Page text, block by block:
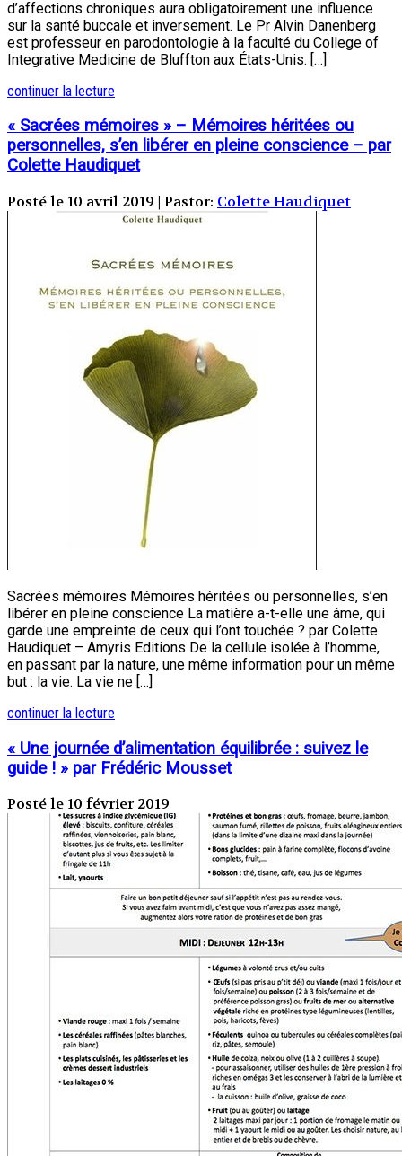
d’affections chroniques aura obligatoirement une influence
sur la santé buccale et inversement. Le Pr Alvin Danenberg
est professeur en parodontologie à la faculté du College of
Integrative Medicine de Bluffton aux États-Unis. […]
continuer la lecture
« Sacrées mémoires » – Mémoires héritées ou
personnelles, s’en libérer en pleine conscience – par
Colette Haudiquet
Posté le 10 avril 2019 | Pastor: Colette Haudiquet
Sacrées mémoires Mémoires héritées ou personnelles, s’en
libérer en pleine conscience La matière a-t-elle une âme, qui
garde une empreinte de ceux qui l’ont touchée ? par Colette
Haudiquet – Amyris Editions De la cellule isolée à l’homme,
en passant par la nature, une même information pour un même
but : la vie. La vie ne […]
continuer la lecture
« Une journée d’alimentation équilibrée : suivez le
guide ! » par Frédéric Mousset
Posté le 10 février 2019